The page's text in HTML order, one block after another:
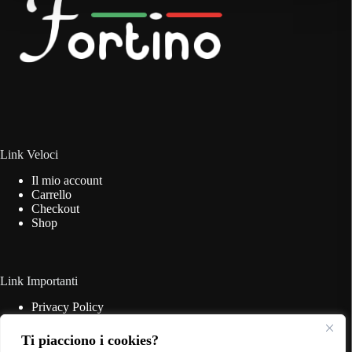
Ti piacciono i cookies?
essere
scelte
nella
pagina
del
Link Veloci
Il mio account
Carrello
Checkout
Shop
Link Importanti
Privacy Policy
Termini & Condizioni
Contatti